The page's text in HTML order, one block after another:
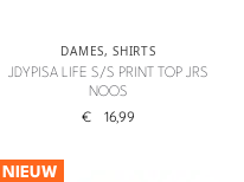
DAMES,SHIRTS
JDYPISA LIFE S/S PRINT TOP JRS
NOOS
€ 16,99
NIEUW